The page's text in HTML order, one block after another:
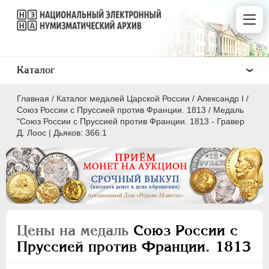
Главная / Каталог медалей Царской России / Александр I /
Союз России с Пруссией против Франции. 1813 / Медаль
"Союз России с Пруссией против Франции. 1813 - Гравер
Д. Лоос | Дьяков: 366.1
Цены на медаль Союз России с
Пруссией против Франции. 1813
Каталог
ВСЕ
ПEТР I 1699-1725
ПЕТР II
АННА ИОАННОВНА 1730-1740
ИОАНН АНТОНОВИЧ
1740-1741